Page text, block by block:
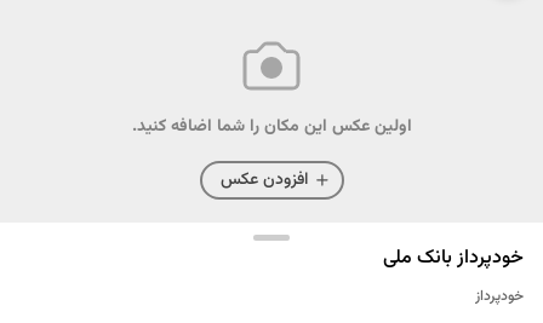
اولین عکس این مکان را شما اضافه کنید.
افزودن عکس
خودپرداز بانک ملی
خودپرداز